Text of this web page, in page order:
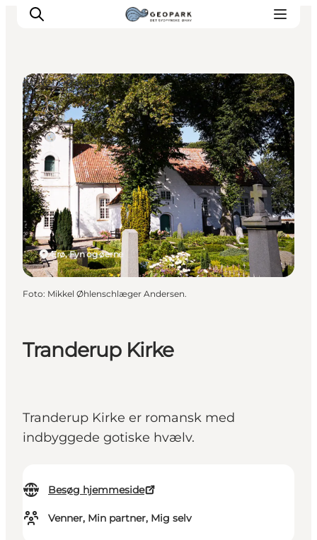
Tranderup Kirke
Tranderup Kirke er romansk med
indbyggede gotiske hvælv.
Besøg hjemmeside
Venner, Min partner, Mig selv
Ærø, Fyn og øerne
Kirker og klostre
Foto: Mikkel Øhlenschlæger Andersen.